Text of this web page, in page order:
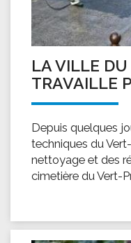
LA VILLE DU
TRAVAILLE
Depuis quelques
techniques du
nettoyage et des
cimetière du Vert-